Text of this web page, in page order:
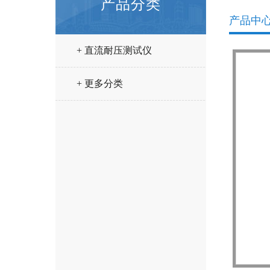
产品分类
+ 直流耐压测试仪
+ 更多分类
产品中